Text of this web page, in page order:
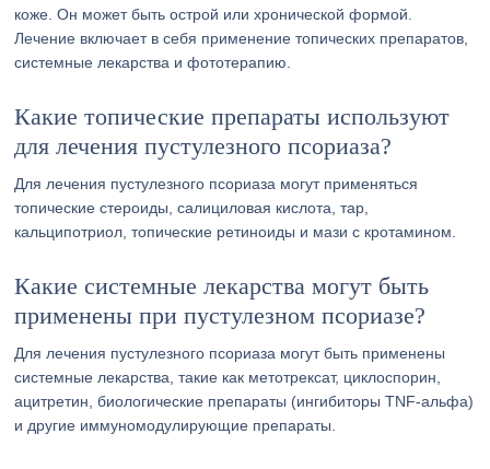
коже. Он может быть острой или хронической формой.
Лечение включает в себя применение топических препаратов,
системные лекарства и фототерапию.
Какие топические препараты используют
для лечения пустулезного псориаза?
Для лечения пустулезного псориаза могут применяться
топические стероиды, салициловая кислота, тар,
кальципотриол, топические ретиноиды и мази с кротамином.
Какие системные лекарства могут быть
применены при пустулезном псориазе?
Для лечения пустулезного псориаза могут быть применены
системные лекарства, такие как метотрексат, циклоспорин,
ацитретин, биологические препараты (ингибиторы TNF-альфа)
и другие иммуномодулирующие препараты.